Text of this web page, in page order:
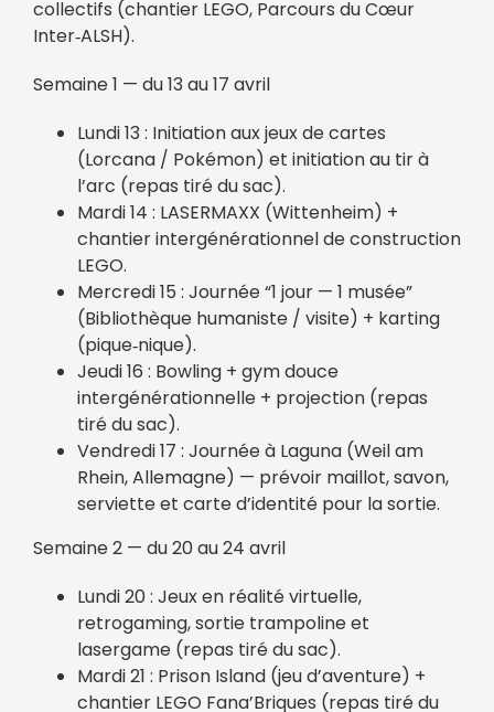
collectifs (chantier LEGO, Parcours du Cœur
Inter‑ALSH).
Semaine 1 — du 13 au 17 avril
Lundi 13 : Initiation aux jeux de cartes
(Lorcana / Pokémon) et initiation au tir à
l’arc (repas tiré du sac).
Mardi 14 : LASERMAXX (Wittenheim) +
chantier intergénérationnel de construction
LEGO.
Mercredi 15 : Journée “1 jour — 1 musée”
(Bibliothèque humaniste / visite) + karting
(pique‑nique).
Jeudi 16 : Bowling + gym douce
intergénérationnelle + projection (repas
tiré du sac).
Vendredi 17 : Journée à Laguna (Weil am
Rhein, Allemagne) — prévoir maillot, savon,
serviette et carte d’identité pour la sortie.
Semaine 2 — du 20 au 24 avril
Lundi 20 : Jeux en réalité virtuelle,
retrogaming, sortie trampoline et
lasergame (repas tiré du sac).
Mardi 21 : Prison Island (jeu d’aventure) +
chantier LEGO Fana’Briques (repas tiré du